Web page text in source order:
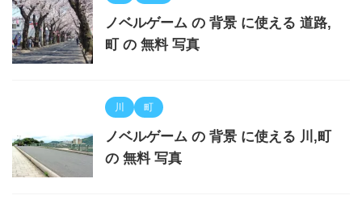
ノベルゲーム の 背景 に使える 道路,
町 の 無料 写真
川 町
ノベルゲーム の 背景 に使える 川,町
の 無料 写真